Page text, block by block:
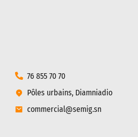
76 855 70 70
Pôles urbains, Diamniadio
commercial@semig.sn